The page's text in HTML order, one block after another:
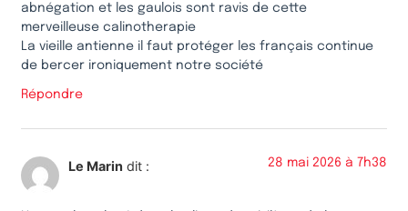
abnégation et les gaulois sont ravis de cette
merveilleuse calinotherapie
La vieille antienne il faut protéger les français continue
de bercer ironiquement notre société
Répondre
Le Marin dit : 28 mai 2026 à 7h38